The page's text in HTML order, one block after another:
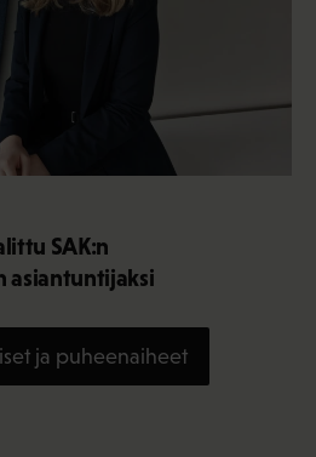
SAK:n
asiantuntijaksi
ja puheenaiheet